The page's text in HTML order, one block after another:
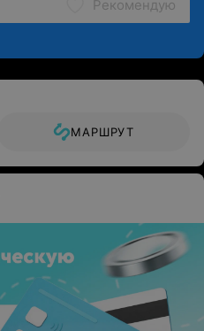
Рекомендую
МАРШРУТ